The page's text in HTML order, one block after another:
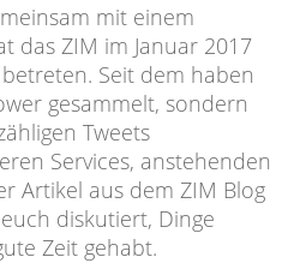
mit einem
das ZIM im Januar 2017
Seit dem haben
gesammelt, sondern
Tweets
Services, anstehenden
Artikel aus dem ZIM Blog
diskutiert, Dinge
Zeit gehabt.